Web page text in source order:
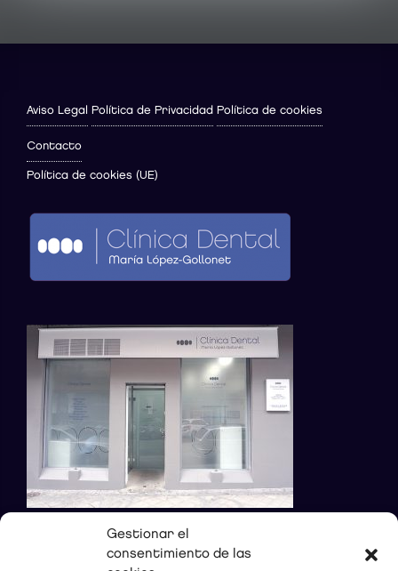
Gestionar el
consentimiento de las
Aviso Legal Política de Privacidad Política de cookies
Contacto
Política de cookies (UE)
DONDE ESTAMOS